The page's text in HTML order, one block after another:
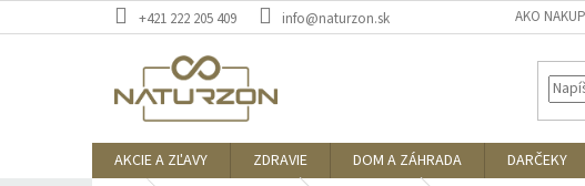
na
+421 222 205 409 info@naturzon.sk AKO
AKCIE A ZĽAVY ZDRAVIE DOM A ZÁHRADA DARČEKY